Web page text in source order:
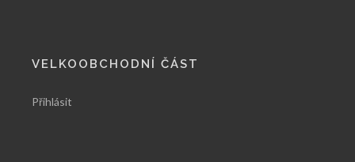
VELKOOBCHODNÍ ČÁST
Přihlásit